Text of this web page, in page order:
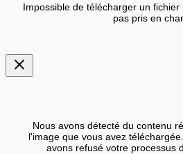
Impossible de télécharger un
pas pris en
Nous avons détecté du contenu
l'image que vous avez
avons refusé votre processus